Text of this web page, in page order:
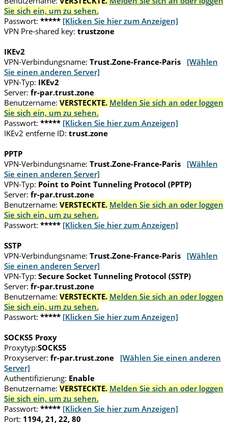
Sie sich ein, um zu sehen.
Passwort: ***** [Klicken Sie hier zum Anzeigen]
VPN Pre-shared key: trustzone
IKEv2
VPN-Verbindungsname: Trust.Zone-France-Paris
[Wählen
Sie einen anderen Server]
VPN-Typ: IKEv2
Server: fr-par.trust.zone
Benutzername: VERSTECKTE. Melden Sie sich an oder loggen
Sie sich ein, um zu sehen.
Passwort: ***** [Klicken Sie hier zum Anzeigen]
IKEv2 entferne ID: trust.zone
PPTP
VPN-Verbindungsname: Trust.Zone-France-Paris
[Wählen
Sie einen anderen Server]
VPN-Typ: Point to Point Tunneling Protocol (PPTP)
Server: fr-par.trust.zone
Benutzername: VERSTECKTE. Melden Sie sich an oder loggen
Sie sich ein, um zu sehen.
Passwort: ***** [Klicken Sie hier zum Anzeigen]
SSTP
VPN-Verbindungsname: Trust.Zone-France-Paris
[Wählen
Sie einen anderen Server]
VPN-Typ: Secure Socket Tunneling Protocol (SSTP)
Server: fr-par.trust.zone
Benutzername: VERSTECKTE. Melden Sie sich an oder loggen
Sie sich ein, um zu sehen.
Passwort: ***** [Klicken Sie hier zum Anzeigen]
SOCKS5 Proxy
Proxytyp:SOCKS5
Proxyserver: fr-par.trust.zone
[Wählen Sie einen anderen
Server]
Authentifizierung: Enable
Benutzername: VERSTECKTE. Melden Sie sich an oder loggen
Sie sich ein, um zu sehen.
Passwort: ***** [Klicken Sie hier zum Anzeigen]
Port: 1194, 21, 22, 80